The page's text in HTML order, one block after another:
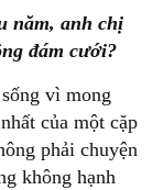
năm, anh chị
đám cưới?
vì mong
của một cặp
phải chuyện
không hạnh